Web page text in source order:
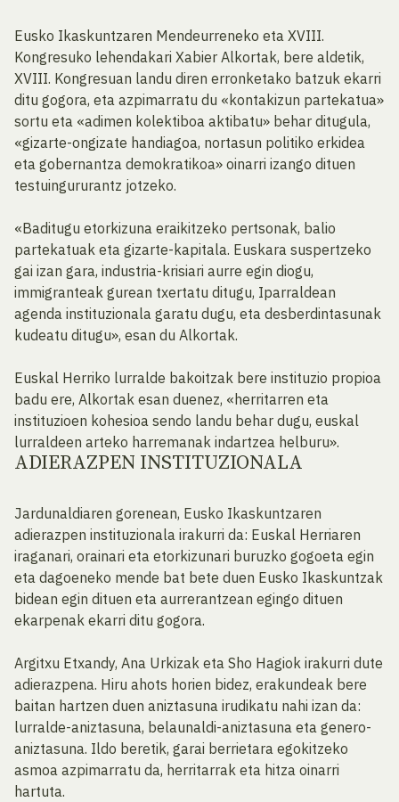
Eusko Ikaskuntzaren Mendeurreneko eta XVIII.
Kongresuko lehendakari Xabier Alkortak, bere aldetik,
XVIII. Kongresuan landu diren erronketako batzuk ekarri
ditu gogora, eta azpimarratu du «kontakizun partekatua»
sortu eta «adimen kolektiboa aktibatu» behar ditugula,
«gizarte-ongizate handiagoa, nortasun politiko erkidea
eta gobernantza demokratikoa» oinarri izango dituen
testuingururantz jotzeko.
«Baditugu etorkizuna eraikitzeko pertsonak, balio
partekatuak eta gizarte-kapitala. Euskara suspertzeko
gai izan gara, industria-krisiari aurre egin diogu,
immigranteak gurean txertatu ditugu, Iparraldean
agenda instituzionala garatu dugu, eta desberdintasunak
kudeatu ditugu», esan du Alkortak.
Euskal Herriko lurralde bakoitzak bere instituzio propioa
badu ere, Alkortak esan duenez, «herritarren eta
instituzioen kohesioa sendo landu behar dugu, euskal
lurraldeen arteko harremanak indartzea helburu».
ADIERAZPEN INSTITUZIONALA
Jardunaldiaren gorenean, Eusko Ikaskuntzaren
adierazpen instituzionala irakurri da: Euskal Herriaren
iraganari, orainari eta etorkizunari buruzko gogoeta egin
eta dagoeneko mende bat bete duen Eusko Ikaskuntzak
bidean egin dituen eta aurrerantzean egingo dituen
ekarpenak ekarri ditu gogora.
Argitxu Etxandy, Ana Urkizak eta Sho Hagiok irakurri dute
adierazpena. Hiru ahots horien bidez, erakundeak bere
baitan hartzen duen aniztasuna irudikatu nahi izan da:
lurralde-aniztasuna, belaunaldi-aniztasuna eta genero-
aniztasuna. Ildo beretik, garai berrietara egokitzeko
asmoa azpimarratu da, herritarrak eta hitza oinarri
hartuta.